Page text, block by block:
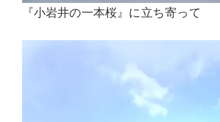
『小岩井の一本桜』に立ち寄って